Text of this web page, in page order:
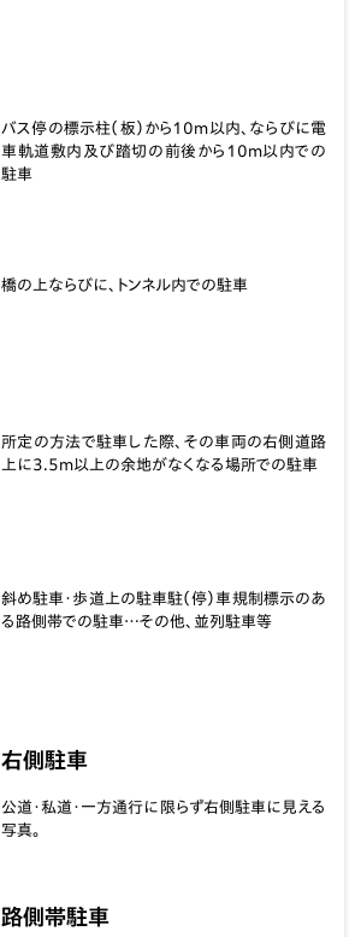
バス停の標示柱（板）から10m以内、ならびに電
車軌道敷内及び踏切の前後から10m以内での
駐車
橋の上ならびに、トンネル内での駐車
所定の方法で駐車した際、その車両の右側道路
上に3.5m以上の余地がなくなる場所での駐車
斜め駐車・歩道上の駐車駐（停）車規制標示のあ
る路側帯での駐車…その他、並列駐車等
右側駐車
公道・私道・一方通行に限らず右側駐車に見える
写真。
路側帯駐車